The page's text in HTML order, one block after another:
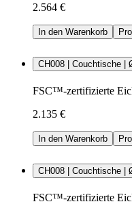
2.564 €
In den Warenkorb
CH008 | Couchtische |
FSC™-zertifizierte
2.135 €
In den Warenkorb
CH008 | Couchtische |
FSC™-zertifizierte